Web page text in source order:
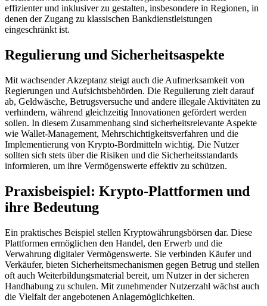
effizienter und inklusiver zu gestalten, insbesondere in Regionen, in
denen der Zugang zu klassischen Bankdienstleistungen
eingeschränkt ist.
Regulierung und Sicherheitsaspekte
Mit wachsender Akzeptanz steigt auch die Aufmerksamkeit von
Regierungen und Aufsichtsbehörden. Die Regulierung zielt darauf
ab, Geldwäsche, Betrugsversuche und andere illegale Aktivitäten zu
verhindern, während gleichzeitig Innovationen gefördert werden
sollen. In diesem Zusammenhang sind sicherheitsrelevante Aspekte
wie Wallet-Management, Mehrschichtigkeitsverfahren und die
Implementierung von Krypto-Bordmitteln wichtig. Die Nutzer
sollten sich stets über die Risiken und die Sicherheitsstandards
informieren, um ihre Vermögenswerte effektiv zu schützen.
Praxisbeispiel: Krypto-Plattformen und
ihre Bedeutung
Ein praktisches Beispiel stellen Kryptowährungsbörsen dar. Diese
Plattformen ermöglichen den Handel, den Erwerb und die
Verwahrung digitaler Vermögenswerte. Sie verbinden Käufer und
Verkäufer, bieten Sicherheitsmechanismen gegen Betrug und stellen
oft auch Weiterbildungsmaterial bereit, um Nutzer in der sicheren
Handhabung zu schulen. Mit zunehmender Nutzerzahl wächst auch
die Vielfalt der angebotenen Anlagemöglichkeiten.